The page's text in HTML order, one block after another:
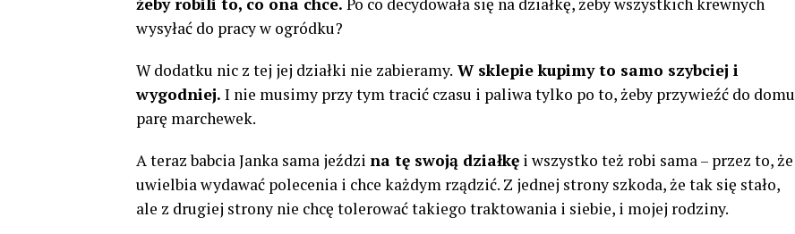
wysyłać do pracy w ogródku?
W dodatku nic z tej jej działki nie zabieramy. W sklepie kupimy to samo szybciej i
wygodniej. I nie musimy przy tym tracić czasu i paliwa tylko po to, żeby przywieźć do domu
parę marchewek.
A teraz babcia Janka sama jeździ na tę swoją działkę i wszystko też robi sama – przez to, że
uwielbia wydawać polecenia i chce każdym rządzić. Z jednej strony szkoda, że ​​tak się stało,
ale z drugiej strony nie chcę tolerować takiego traktowania i siebie, i mojej rodziny.